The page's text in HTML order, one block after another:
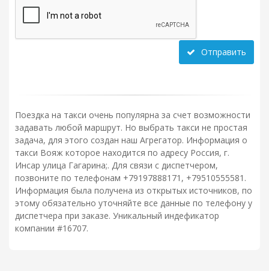
Отправить
Поездка на такси очень популярна за счет возможности
задавать любой маршрут. Но выбрать такси не простая
задача, для этого создан наш Агрегатор. Информация о
такси Вояж которое находится по адресу Россия, г.
Инсар улица Гагарина;. Для связи с диспетчером,
позвоните по телефонам +79197888171, +79510555581.
Информация была получена из открытых источников, по
этому обязательно уточняйте все данные по телефону у
диспетчера при заказе. Уникальный индефикатор
компании #16707.